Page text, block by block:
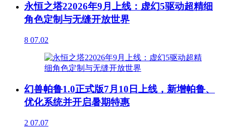
永恒之塔22026年9月上线：虚幻5驱动超精细
角色定制与无缝开放世界
8 07.02
幻兽帕鲁1.0正式版7月10日上线，新增帕鲁、
优化系统并开启暑期特惠
2 07.07